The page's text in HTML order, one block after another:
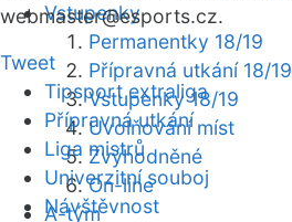
Vstupenky
Permanentky 18/19
Přípravná utkání 18/19
Vstupenky 18/19
Uvolňování míst
Zvýhodněné
On-line
A-tým
webmaster@esports.cz.
Tweet
Tipsport extraliga
Přípravná utkání
Liga mistrů
Univerzitní souboj
Návštěvnost